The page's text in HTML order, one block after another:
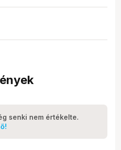
senki nem értékelte.